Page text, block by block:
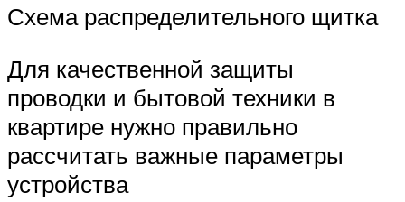
Схема распределительного щитка
Для качественной защиты
проводки и бытовой техники в
квартире нужно правильно
рассчитать важные параметры
устройства